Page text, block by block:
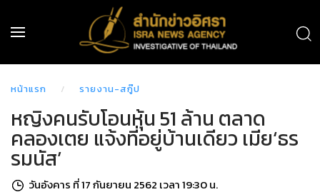
หน้าแรก รายงาน-สกู๊ป
หญิงคนรับโอนหุ้น 51 ล้าน ตลาด
คลองเตย แจ้งที่อยู่บ้านเดียว เมีย‘ธร
รมนัส’
วันอังคาร ที่ 17 กันยายน 2562 เวลา 19:30 น.